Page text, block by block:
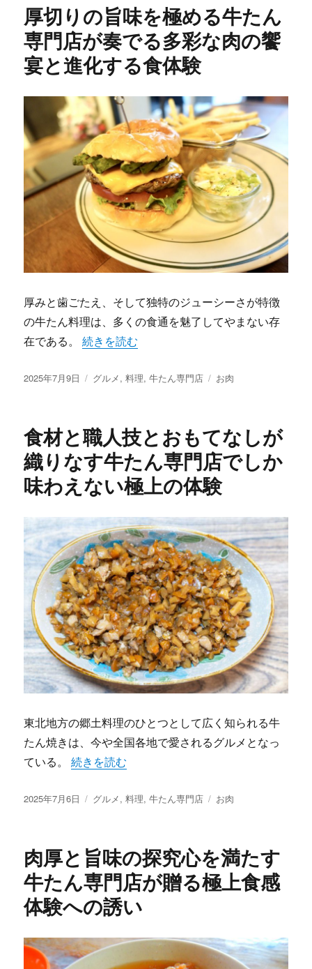
ー
厚切りの旨味を極める牛たん
専門店が奏でる多彩な肉の饗
宴と進化する食体験
厚みと歯ごたえ、そして独特のジューシーさが特徴
の牛たん料理は、多くの食通を魅了してやまない存
在である。“厚切りの旨味を極める牛たん専門店が奏で
続きを読む
投
2025年7月9日
カ
ー
グルメ,料理,牛たん専門店
タ
お肉
食材と職人技とおもてなしが
織りなす牛たん専門店でしか
味わえない極上の体験
東北地方の郷土料理のひとつとして広く知られる牛
たん焼きは、今や全国各地で愛されるグルメとなっ
ている。“食材と職人技とおもてなしが織りなす牛たん
続きを読む
投
2025年7月6日
カ
ー
グルメ,料理,牛たん専門店
タ
お肉
肉厚と旨味の探究心を満たす
牛たん専門店が贈る極上食感
体験への誘い